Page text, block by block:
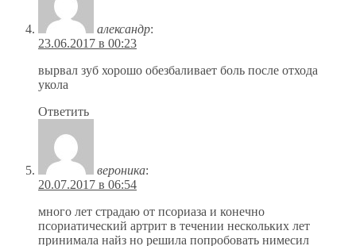
александр:
23.06.2017 в 00:23
вырвал зуб хорошо обезбаливает боль после отхода
укола
Ответить
вероника:
20.07.2017 в 06:54
много лет страдаю от псориаза и конечно
псориатический артрит в течении нескольких лет
принимала найз но решила попробовать нимесил